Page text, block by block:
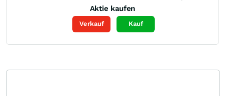
Aktie kaufen
Verkauf Kauf